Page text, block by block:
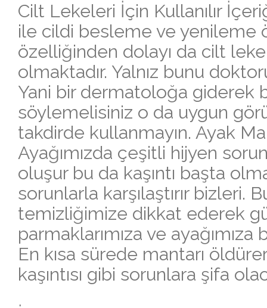
Cilt Lekeleri İçin Kullanılır
ile cildi besleme ve yenileme
özelliğinden dolayı da cilt
olmaktadır. Yalnız bunu
Yani bir dermatoloğa giderek
söylemelisiniz o da uygun
takdirde kullanmayın. Ayak
Ayağımızda çeşitli hijyen
oluşur bu da kaşıntı başta
sorunlarla karşılaştırır bizleri.
temizliğimize dikkat ederek
parmaklarımıza ve ayağımıza
En kısa sürede mantarı
kaşıntısı gibi sorunlara şifa